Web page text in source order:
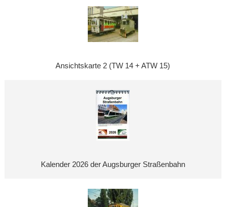
Ansichtskarte 2 (TW 14 + ATW 15)
Kalender 2026 der Augsburger Straßenbahn